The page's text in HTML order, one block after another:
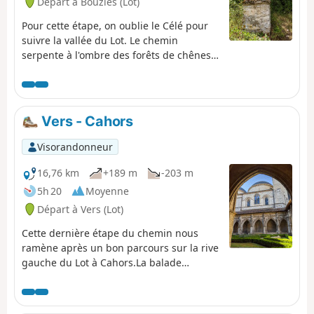
site préhistorique de Pech Merle sur
le circuit.
Pour cette étape, on oublie le Célé pour
suivre la vallée du Lot. Le chemin
serpente à l'ombre des forêts de chênes
nombreuses croix, caselles, maisons
anciennes jalonnent cette voie vers
Compostelle. À la confluence du Vers et
du Lot : Vers. C'est un très joli village où il
fait bon se reposer et se restaurer
quelques moments.
Vers - Cahors
Visorandonneur
16,76 km
+189 m
-203 m
5h 20
Moyenne
Départ à Vers (Lot)
Cette dernière étape du chemin nous
ramène après un bon parcours sur la rive
gauche du Lot à Cahors.La balade
pour finir par longer, à l'ombre des
arbres, la plaine sur la rive gauche du